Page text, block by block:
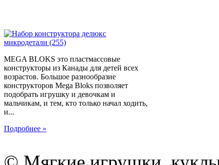
MEGA BLOKS это пластмассовые
конструкторы из Канады для детей всех
возрастов. Большое разнообразие
конструкторов Mega Bloks позволяет
подобрать игрушку и девочкам и
мальчикам, и тем, кто только начал ходить,
и...
Подробнее »